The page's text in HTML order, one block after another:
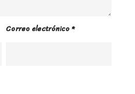
Correo electrónico*